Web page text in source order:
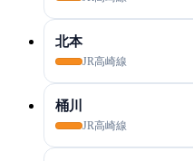
北本
JR高崎線
桶川
JR高崎線